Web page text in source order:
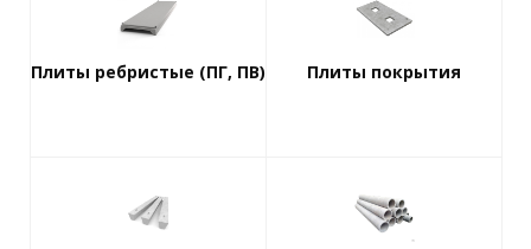
Плиты ребристые (ПГ, ПВ) Плиты покрытия